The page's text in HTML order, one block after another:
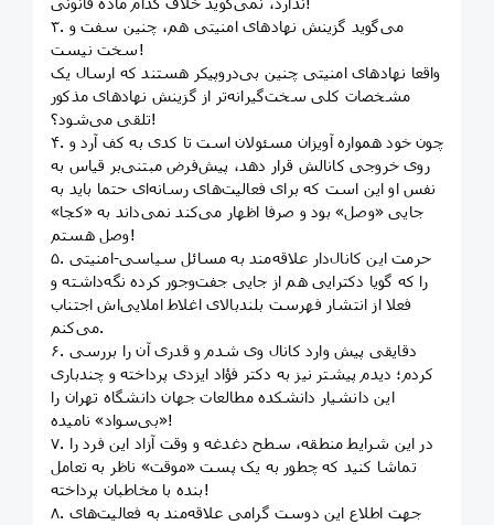
۳. می‌گوید گزینش نهادهای امنیتی هم، چنین سفت و
سخت نیست!
واقعا نهادهای امنیتی چنین بی‌دروپیکر هستند که ارسال یک
مشخصات کلی سخت‌گیرانه‌تر از گزینش نهادهای مذکور
تلقی می‌شود؟!
۴. چون خود همواره آویزان مسئولان است تا کدی به کف آرد و
روی خروجی کانالش قرار دهد، پیش‌فرض مبتنی‌بر قیاس به
نفس او این است که برای فعالیت‌های رسانه‌ای حتما باید به
جایی «وصل» بود و صرفا اظهار می‌کند نمی‌داند به «کجا»
وصل هستم!
۵. حرمت این کانال‌دار علاقه‌مند به مسائل سیاسی-امنیتی
را که گویا دکترایی هم از جایی جفت‌وجور کرده نگه‌داشته و
فعلا از انتشار فهرست بلندبالای اغلاط املایی‌اش اجتناب
می‌کنم.
۶. دقایقی پیش وارد کانال وی شدم و قدری آن را بررسی
کردم؛ دیدم پیشتر نیز به دکتر فؤاد ایزدی پرداخته و چندباری
این دانشیار دانشکده مطالعات جهان دانشگاه تهران را
«بی‌سواد» نامیده!
۷. در این شرایط منطقه، سطح دغدغه و وقت آزاد این فرد را
تماشا کنید که چطور به یک پست «موقت» ناظر به تعامل
بنده با مخاطبان پرداخته!
۸. جهت اطلاع این دوست گرامی علاقه‌مند به فعالیت‌های